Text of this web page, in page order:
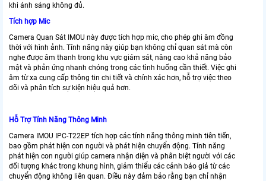
khi ánh sáng không đủ.
Tích hợp Mic
Camera Quan Sát IMOU này được tích hợp mic, cho phép ghi âm đồng
thời với hình ảnh. Tính năng này giúp bạn không chỉ quan sát mà còn
nghe được âm thanh trong khu vực giám sát, nâng cao khả năng bảo
mật và phản ứng nhanh chóng trong các tình huống cần thiết. Việc ghi
âm từ xa cung cấp thông tin chi tiết và chính xác hơn, hỗ trợ việc theo
dõi và phân tích sự kiện hiệu quả hơn.
Hỗ Trợ Tính Năng Thông Minh
Camera IMOU IPC-T22EP tích hợp các tính năng thông minh tiên tiến,
bao gồm phát hiện con người và phát hiện chuyển động. Tính năng
phát hiện con người giúp camera nhận diện và phân biệt người với các
đối tượng khác trong khung hình, giảm thiểu các cảnh báo giả từ các
chuyển động không liên quan. Điều này đảm bảo rằng bạn chỉ nhận